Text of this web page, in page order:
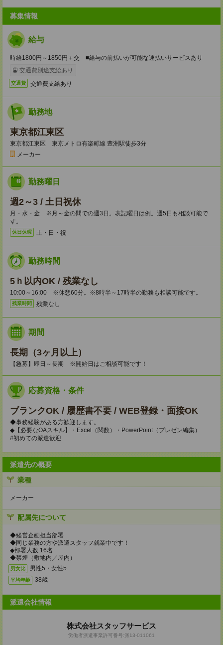
募集情報
給与
時給1800円～1850円＋交 ■給与の前払いが可能な速払いサービスあり
交通費別途支給あり
交通費 交通費支給あり
勤務地
東京都江東区
東京都江東区 東京メトロ有楽町線 豊洲駅徒歩3分
メーカー
勤務曜日
週2～3 / 土日祝休
月・水・金 ※月～金の間での週3日。表記曜日は例。週5日も相談可能で
す。
休日休暇 土・日・祝
勤務時間
5ｈ以内OK / 残業なし
10:00～16:00 ※休憩60分。※8時半～17時半の勤務も相談可能です。
残業時間 残業なし
期間
長期（3ヶ月以上）
【急募】即日～長期 ※開始日はご相談可能です！
応募資格・条件
ブランクOK / 履歴書不要 / WEB登録・面接OK
◆事務経験がある方歓迎します。
◆【必要なOAスキル】・Excel（関数）・PowerPoint（プレゼン編集）
#初めての派遣歓迎
派遣先の概要
業種
メーカー
配属先について
◆経営企画担当部署
◆同じ業務の方や派遣スタッフ就業中です！
◆部署人数 16名
◆禁煙（敷地内／屋内）
男女比 男性5・女性5
平均年齢 38歳
派遣会社情報
株式会社スタッフサービス
労働者派遣事業許可番号:派13-011061